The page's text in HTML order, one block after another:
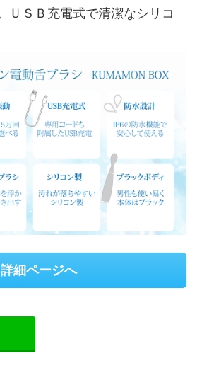
ＵＳＢ充電式で清潔なシリコ
詳細ページへ